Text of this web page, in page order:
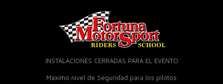
INSTALACIONES CERRADAS PARA EL EVENTO
Máximo nivel de Seguridad para los pilotos